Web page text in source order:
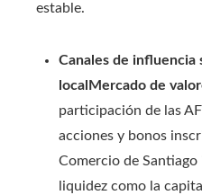
estable.
Canales de influencia
localMercado de
participación de las
acciones y bonos
Comercio de
liquidez como la